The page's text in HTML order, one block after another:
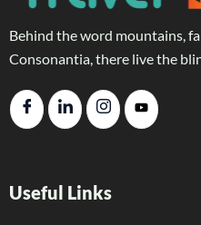
Behind the word mountains,
Consonantia, there live the
Useful Links